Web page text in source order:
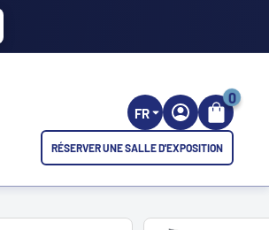
FR
0
RÉSERVER UNE SALLE D'EXPOSITION